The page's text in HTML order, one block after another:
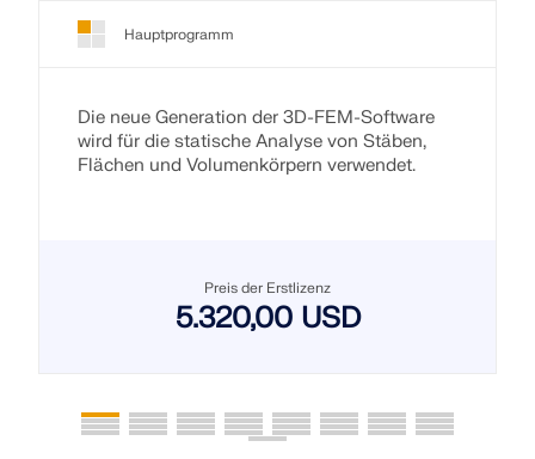
Hauptprogramm
Die neue Generation der 3D-FEM-Software
wird für die statische Analyse von Stäben,
Flächen und Volumenkörpern verwendet.
Preis der Erstlizenz
5.320,00 USD